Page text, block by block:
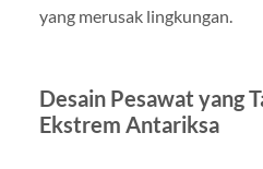
yang merusak lingkungan.
Desain Pesawat yang
Ekstrem Antariksa